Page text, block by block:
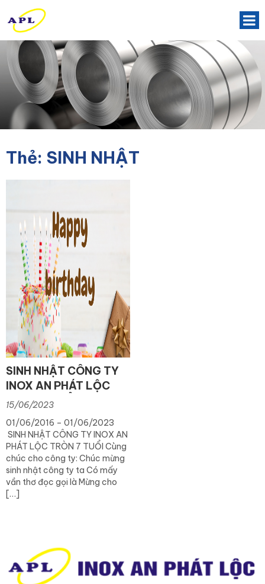
Thẻ: SINH NHẬT
SINH NHẬT CÔNG TY
INOX AN PHÁT LỘC
TRÒN 7 TUỔI
15/06/2023
01/06/2016 – 01/06/2023
SINH NHẬT CÔNG TY INOX AN
PHÁT LỘC TRÒN 7 TUỔI Cùng
chúc cho công ty: Chúc mừng
sinh nhật công ty ta Có mấy
vần thơ đọc gọi là Mừng cho
[…]